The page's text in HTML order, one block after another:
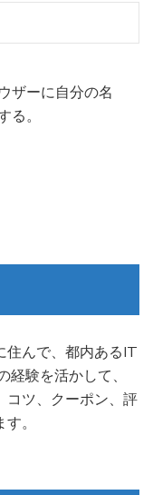
ザーに自分の名
。
住んで、都内あるIT
験を活かして、
コツ、クーポン、評
。